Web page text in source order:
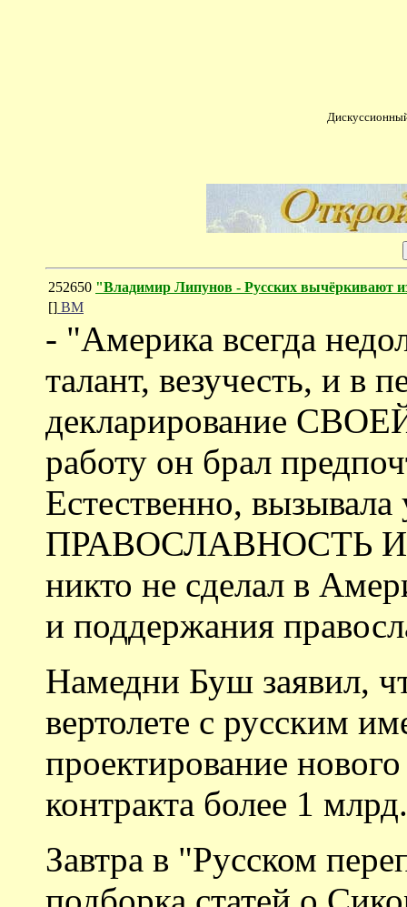
252650 "Владимир Липунов - Русских вычёркивают
[] ВМ
- "Америка всегда
талант, везучесть, и в
декларирование
работу он брал
Естественно,
ПРАВОСЛАВНОСТЬ
никто не сделал в
и поддержания
Намедни Буш заявил,
вертолете с русским
проектирование
контракта более 1
Завтра в "Русском